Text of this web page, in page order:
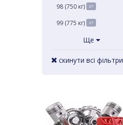
98 (750 кг) 37
99 (775 кг) 37
Ще
скинути всі фільтри